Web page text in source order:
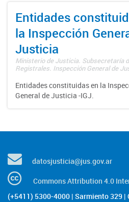
Entidades
la Inspección
Justicia
Ministerio de Justicia. Subsecretaría
Registrales. Inspección General de
Entidades constituidas en la
General de Justicia -IGJ.
datosjusticia@jus.gov.ar
Commons Attribution 4.0
(+5411) 5300-4000 | Sarmiento 329 |